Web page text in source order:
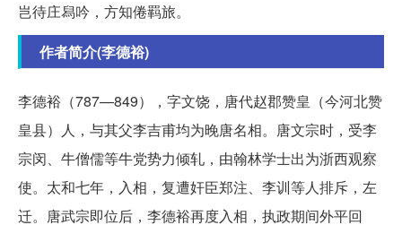
岂待庄舄吟，方知倦羁旅。
作者简介(李德裕)
李德裕（787—849），字文饶，唐代赵郡赞皇（今河北赞
皇县）人，与其父李吉甫均为晚唐名相。唐文宗时，受李
宗闵、牛僧儒等牛党势力倾轧，由翰林学士出为浙西观察
使。太和七年，入相，复遭奸臣郑注、李训等人排斥，左
迁。唐武宗即位后，李德裕再度入相，执政期间外平回